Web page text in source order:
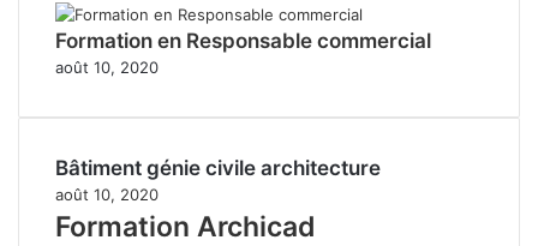
Formation en Responsable commercial
août 10, 2020
Bâtiment génie civile architecture
août 10, 2020
Formation Archicad